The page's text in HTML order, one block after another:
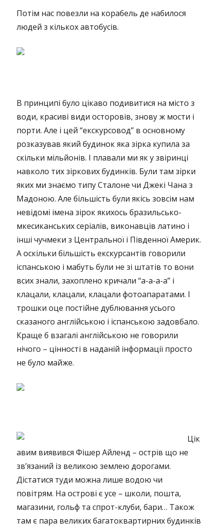
Потім нас повезли на корабель де набилося
людей з кількох автобусів.
В принципі було цікаво подивитися на місто з
води, красиві види осторовів, знову ж мости і
порти. Але і цей “екскурсовод” в основному
розказував який будинок яка зірка купила за
скільки мільйонів. І плавали ми як у звіринці
навколо тих зіркових будинків. Були там зірки
яких ми знаємо типу Сталоне чи Джекі Чана з
Мадоною. Але більшість були якісь зовсім нам
невідомі імена зірок якихось бразильсько-
мкесиканських серіалів, виконавців латино і
інші чучмеки з Центральної і Південної Америк.
А оскільки більшість екскурсантів говорили
іспанською і мабуть були не зі штатів то вони
всих знали, захоплено кричали “а-а-а-а” і
клацали, клацали, клацали фотоапаратами. І
трошки оце постійне дублювання усього
сказаного англійською і іспанською задовбало.
Краще б взагалі англійською не говорили
нічого – цінності в наданій інформації просто
не було майже.
Цік
авим виявився Фішер Айленд – острів що не
зв’язаний із великою землею дорогами.
Дістатися туди можна лише водою чи
повітрям. На острові є усе – школи, пошта,
магазини, гольф та спрот-клуби, бари… Також
там є пара великих багатоквартирних будинків